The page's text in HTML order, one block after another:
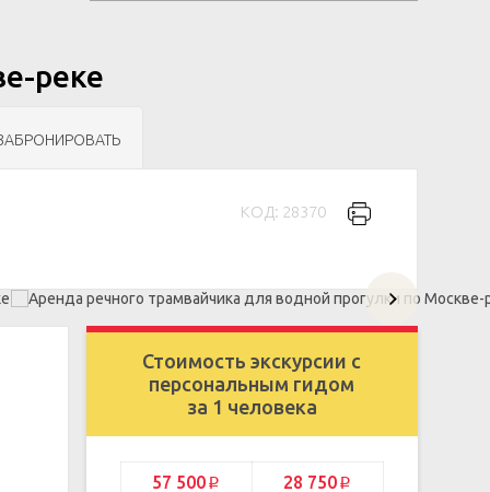
реке
КОД: 28370
Стоимость экскурсии с
персональным гидом
за 1 человека
57 500 p 28 750 p